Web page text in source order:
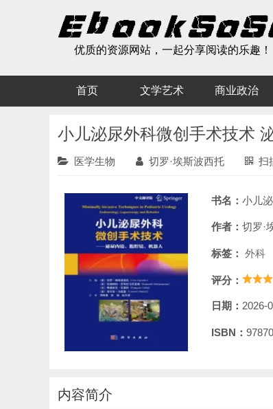
优质的资源网站，一起分享阅读的乐趣！
首页 文学艺术 商业政治
小儿泌尿外科微创手术技术
医学生物 切罗·埃斯波西托 扫
书名： 小儿泌尿外科
作者： 切罗·
标签： 外科
评分：
日期： 2026-
ISBN：
内容简介